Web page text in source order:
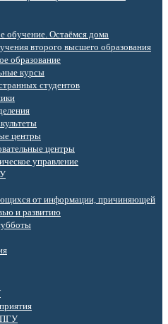
обучение. Остаёмся дома
второго высшего образования
образование
курсы
студентов
центры
центры
управление
от информации, причиняющей
и развитию